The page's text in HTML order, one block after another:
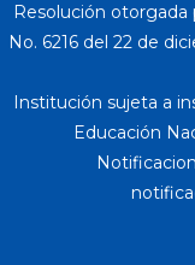
Resolución otorgada
No. 6216 del 22 de
Institución sujeta a
Educación